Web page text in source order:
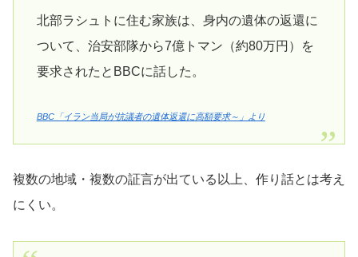
北部ラシュトに住む家族は、身内の遺体の返還に
ついて、治安部隊から7億トマン（約80万円）を
要求されたとBBCに話した。
BBC「イラン当局が抗議者の遺体返還に高額要求～」より
複数の地域・複数の証言が出ている以上、作り話とは考え
にくい。